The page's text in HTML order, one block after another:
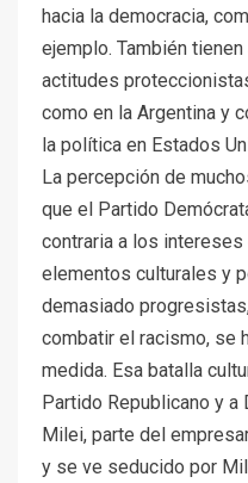
hacia la democracia,
ejemplo. También
actitudes
como en la Argentina y
la política en Estados
La percepción de
que el Partido
contraria a los
elementos culturales y
demasiado
combatir el racismo, se
medida. Esa batalla
Partido Republicano y a
Milei, parte del
y se ve seducido por